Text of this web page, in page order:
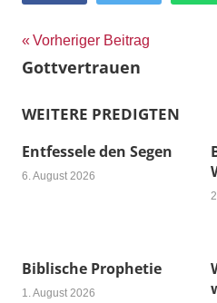
Vorheriger Beitrag
Gottvertrauen
WEITERE PREDIGTEN
Entfessele den Segen
6. August 2026
Biblische Prophetie
1. August 2026